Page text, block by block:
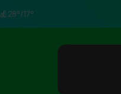
28°/17°